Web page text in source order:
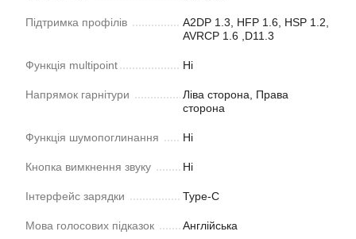
Підтримка профілів
A2DP 1.3, HFP 1.6, HSP 1.2,
AVRCP 1.6 ,D11.3
Функція multipoint Ні
Напрямок гарнітури
Ліва сторона, Права
сторона
Функція шумопоглинання Ні
Кнопка вимкнення звуку Ні
Інтерфейс зарядки Type-C
Мова голосових підказок Англійська